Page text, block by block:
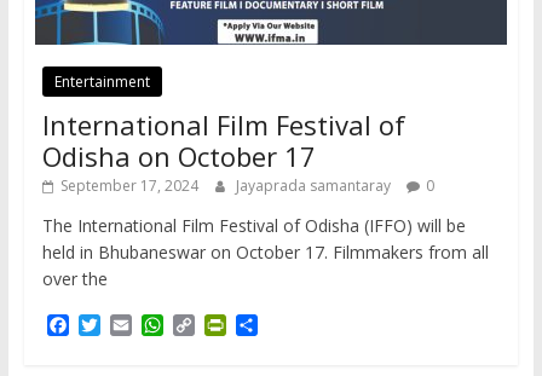
Entertainment
International Film Festival of
Odisha on October 17
September 17, 2024 Jayaprada samantaray 0
The International Film Festival of Odisha (IFFO) will be
held in Bhubaneswar on October 17. Filmmakers from all
over the
F
T
E
W C
P
S